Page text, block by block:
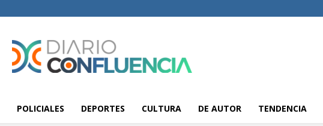
Diario
POLICIALES DEPORTES CULTURA DE AUTOR TENDENCIA